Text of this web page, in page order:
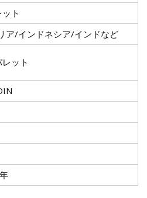
ト
ア/インドネシア/インドなど
ット